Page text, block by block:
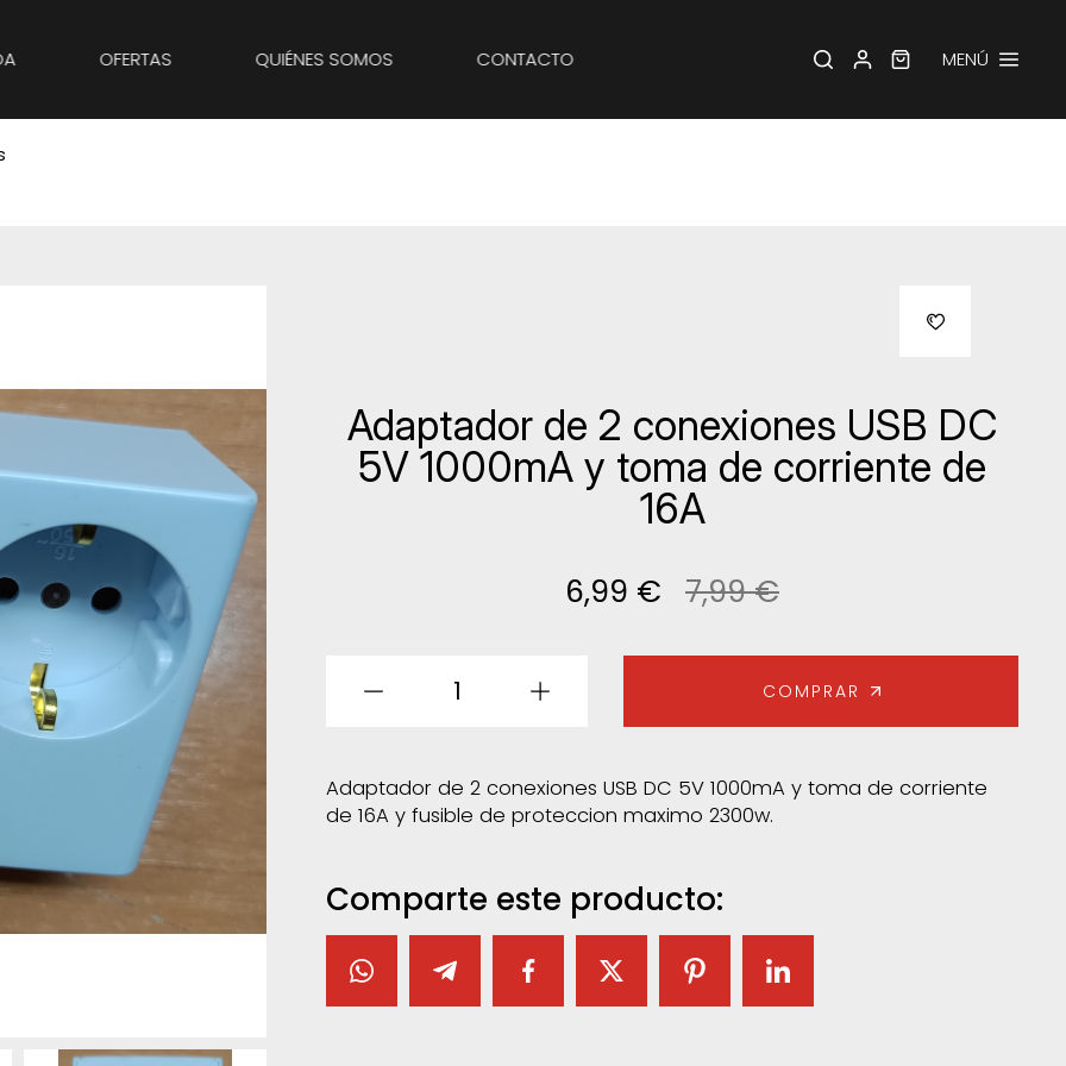
OFERTAS QUIÉNES SOMOS CONTACTO MENÚ
Adaptador de 2 conexiones USB DC
5V 1000mA y toma de corriente de
16A
6,99 € 7,99 €
1 COMPRAR
Adaptador de 2 conexiones USB DC 5V 1000mA y toma de corriente
de 16A y fusible de proteccion maximo 2300w.
Comparte este producto: